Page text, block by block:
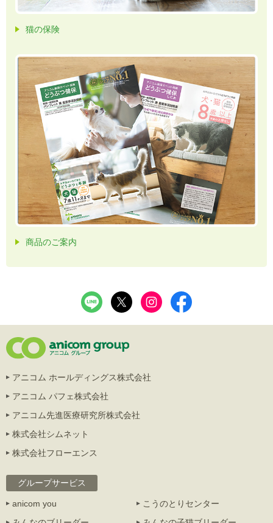
猫の保険
商品のご案内
アニコム ホールディングス株式会社
アニコム パフェ株式会社
アニコム先進医療研究所株式会社
株式会社シムネット
株式会社フローエンス
グループサービス
anicom you
こうのとりセンター